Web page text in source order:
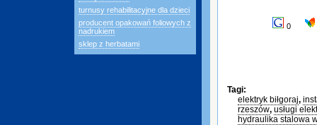
turnusy rehabilitacyjne dla dzieci
producent opakowań foliowych z
nadrukiem
sklep z herbatami
0
Tagi:
elektryk biłgoraj,
rzeszów, usługi
hydraulika stalowa